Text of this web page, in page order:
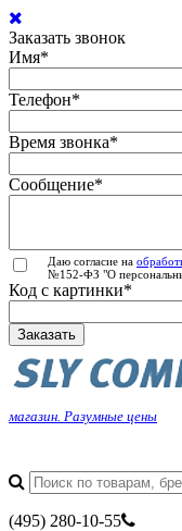
Заказать звонок
Имя*
Телефон*
Время звонка*
Сообщение*
Даю согласие на
№152-ФЗ "О
Код с картинки*
Заказать
магазин. Разумные цены
(495) 280-10-55